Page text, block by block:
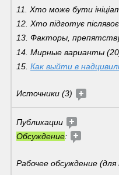
11. Хто може бути
12. Хто підготує
13. Факторы,
14. Мирные варианты
15. Как выйти в
Источники (3)
Публикации
Обсуждение:
Рабочее обсуждение (для